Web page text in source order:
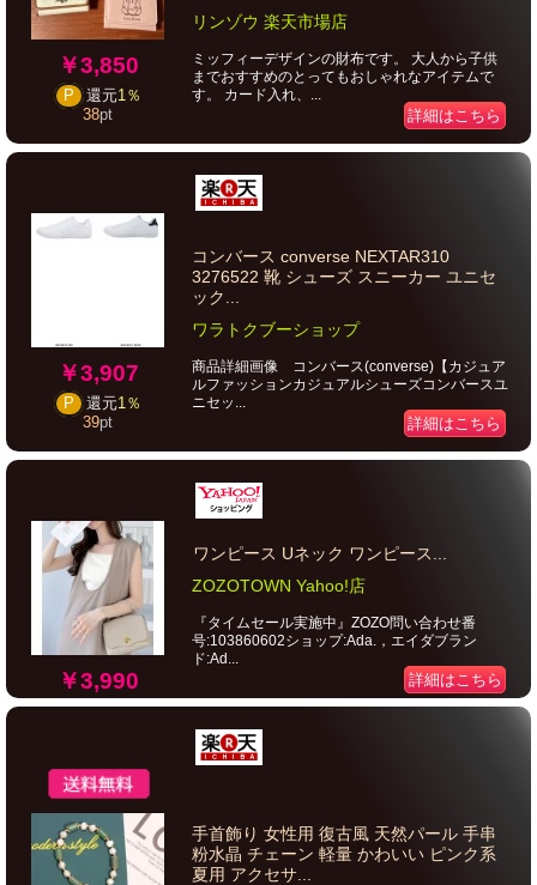
￥3,850
P 還元1％
38pt
リンゾウ 楽天市場店
ミッフィーデザインの財布です。 大人から子供
までおすすめのとってもおしゃれなアイテムで
す。 カード入れ、...
詳細はこちら
￥3,907
P 還元1％
39pt
コンバース converse NEXTAR310
3276522 靴 シューズ スニーカー ユニセ
ック...
ワラトクブーショップ
商品詳細画像 コンバース(converse)【カジュア
ルファッションカジュアルシューズコンバースユ
ニセッ...
詳細はこちら
￥3,990
ワンピース Uネック ワンピース...
ZOZOTOWN Yahoo!店
『タイムセール実施中』ZOZO問い合わせ番
号:103860602ショップ:Ada.，エイダブラン
ド:Ad...
詳細はこちら
手首飾り 女性用 復古風 天然パール 手串
粉水晶 チェーン 軽量 かわいい ピンク系
夏用 アクセサ...